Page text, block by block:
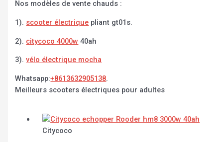
Nos modèles de vente chauds :
1). scooter électrique pliant gt01s.
2). citycoco 4000w 40ah
3).vélo électrique mocha
Whatsapp:+8613632905138.
Meilleurs scooters électriques pour adultes
Citycoco